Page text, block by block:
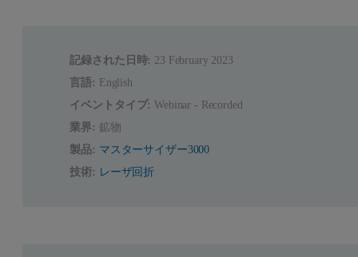
記録された日時: 23 February 2023
言語: English
イベントタイプ: Webinar - Recorded
業界: 鉱物
製品: マスターサイザー3000
技術: レーザ回折